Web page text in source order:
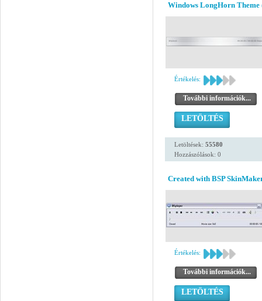
Windows LongHorn
Értékelés:
További információk...
LETÖLTÉS
Letöltések: 55580
Hozzászólások: 0
Created with BSP
Értékelés:
További információk...
LETÖLTÉS